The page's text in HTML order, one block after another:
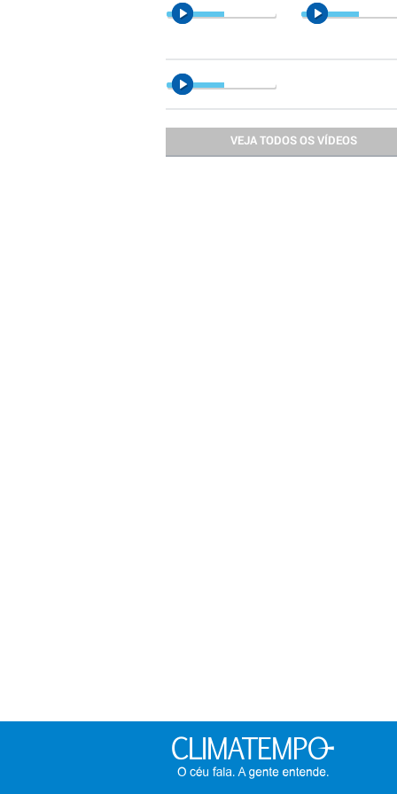
VEJA TODOS OS VÍDEOS